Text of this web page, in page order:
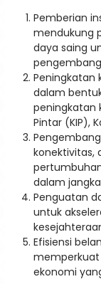
Pemberian
mendukung
daya saing
Peningkatan
dalam
peningkatan
Pintar (KIP),
konektivitas,
dalam
Penguatan
untuk
Efisiensi
ekonomi